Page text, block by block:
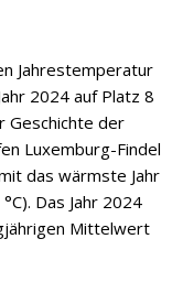
Jahrestemperatur
2024 auf Platz 8
Geschichte der
Luxemburg-Findel
das wärmste Jahr
Das Jahr 2024
Mittelwert